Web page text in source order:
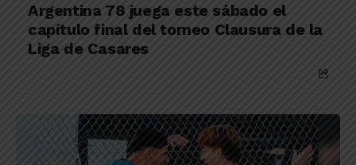
Argentina 78 juega este sábado el
capítulo final del torneo Clausura de la
Liga de Casares